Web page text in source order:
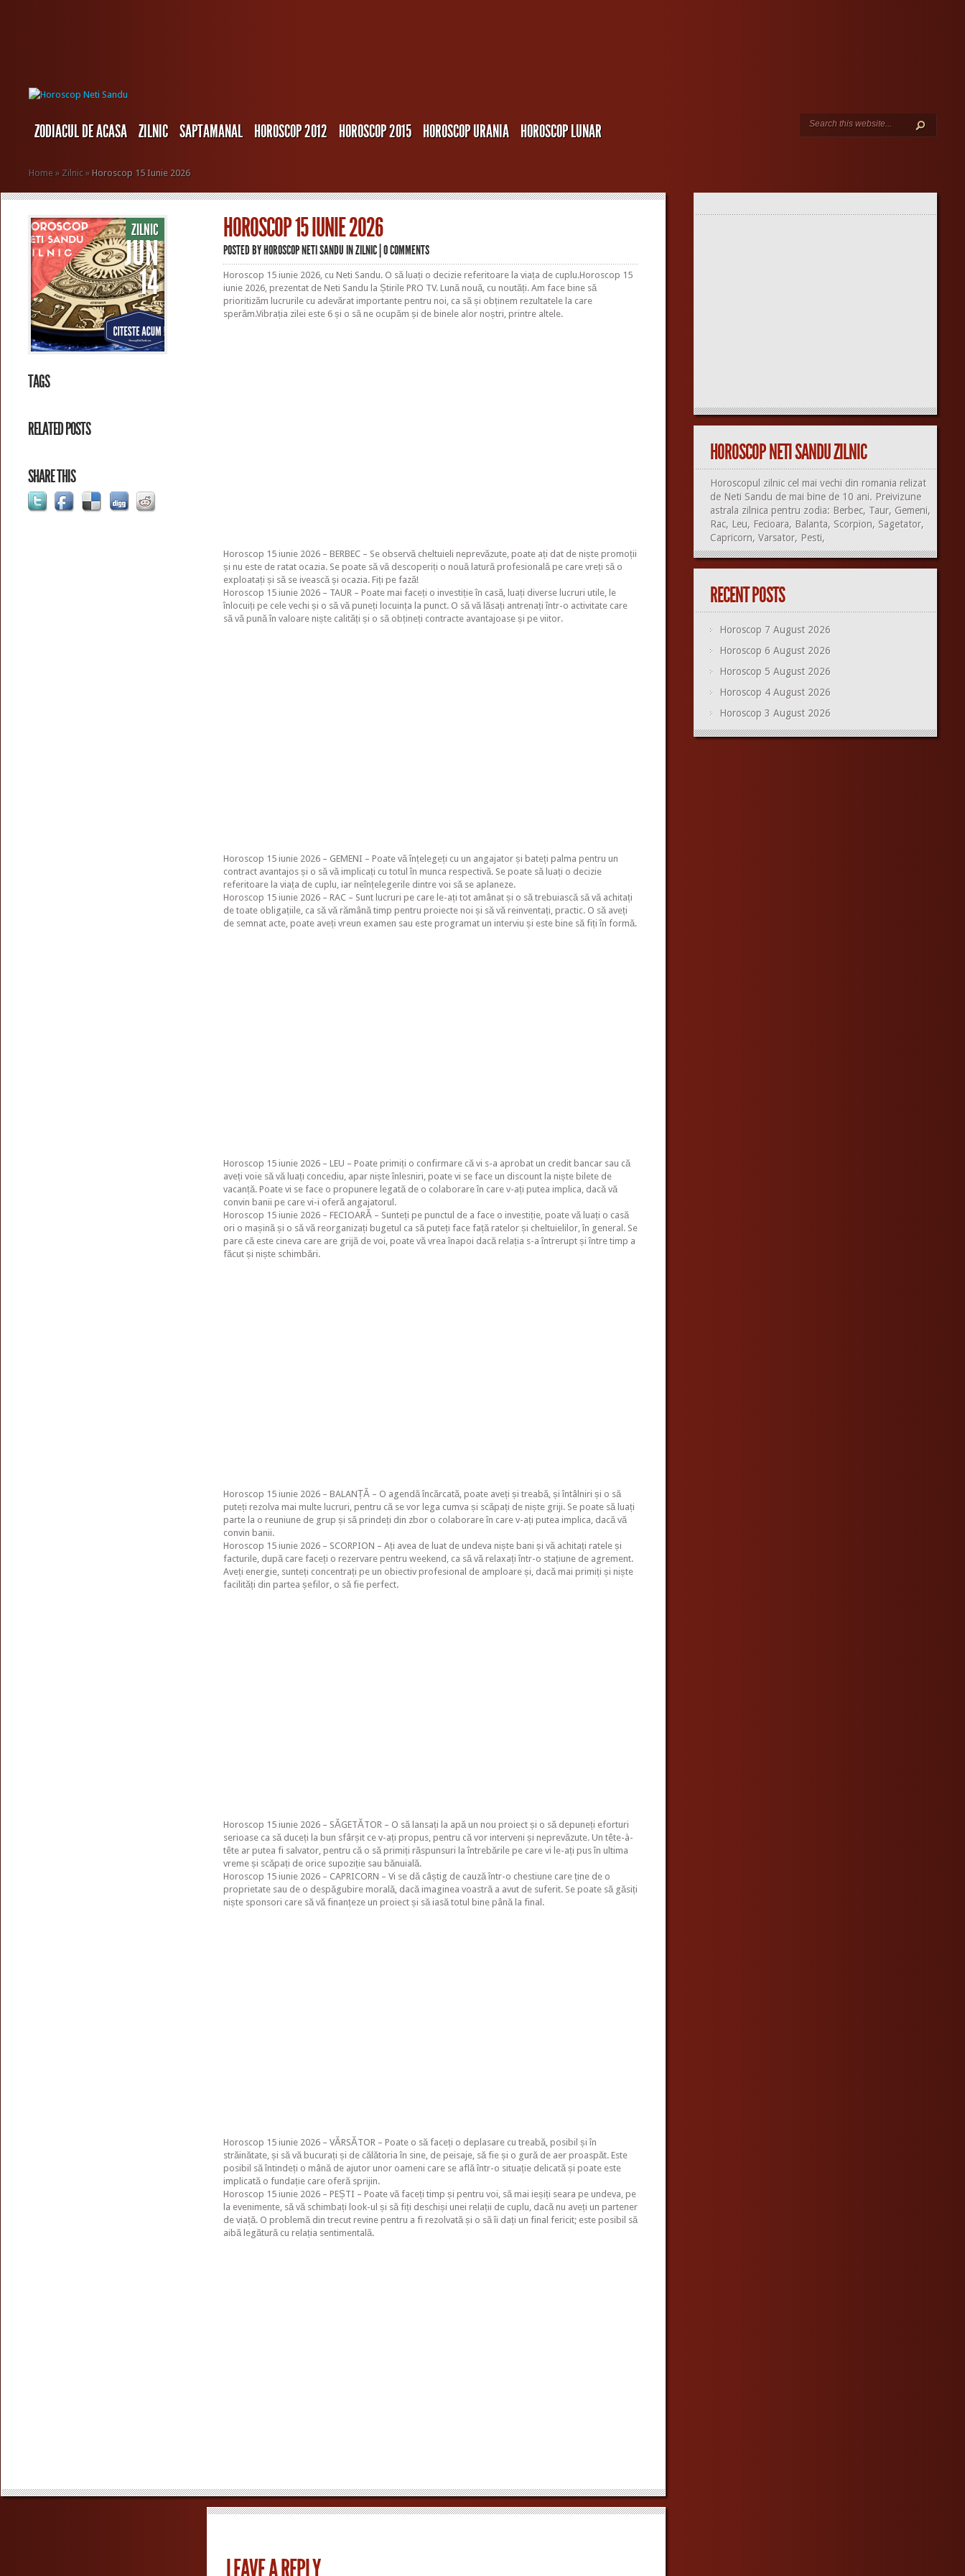
ZODIACUL DE ACASA ZILNIC SAPTAMANAL HOROSCOP 2012 HOROSCOP 2015 HOROSCOP URANIA HOROSCOP LUNAR
Home » Zilnic » Horoscop 15 Iunie 2026
ZILNIC
JUN
14
TAGS
RELATED POSTS
SHARE THIS
HOROSCOP 15 IUNIE 2026
POSTED BYHOROSCOP NETI SANDUINZILNIC |0 COMMENTS
Horoscop 15 iunie 2026, cu Neti Sandu. O să luați o decizie referitoare la viața de cuplu.Horoscop 15
iunie 2026, prezentat de Neti Sandu la Știrile PRO TV. Lună nouă, cu noutăți. Am face bine să
prioritizăm lucrurile cu adevărat importante pentru noi, ca să și obținem rezultatele la care
sperăm.Vibrația zilei este 6 și o să ne ocupăm și de binele alor noștri, printre altele.
Horoscop 15 iunie 2026 – BERBEC – Se observă cheltuieli neprevăzute, poate ați dat de niște promoții
și nu este de ratat ocazia. Se poate să vă descoperiți o nouă latură profesională pe care vreți să o
exploatați și să se ivească și ocazia. Fiți pe fază!
Horoscop 15 iunie 2026 – TAUR – Poate mai faceți o investiție în casă, luați diverse lucruri utile, le
înlocuiți pe cele vechi și o să vă puneți locuința la punct. O să vă lăsați antrenați într-o activitate care
să vă pună în valoare niște calități și o să obțineți contracte avantajoase și pe viitor.
Horoscop 15 iunie 2026 – GEMENI – Poate vă înțelegeți cu un angajator și bateți palma pentru un
contract avantajos și o să vă implicați cu totul în munca respectivă. Se poate să luați o decizie
referitoare la viața de cuplu, iar neînțelegerile dintre voi să se aplaneze.
Horoscop 15 iunie 2026 – RAC – Sunt lucruri pe care le-ați tot amânat și o să trebuiască să vă achitați
de toate obligațiile, ca să vă rămână timp pentru proiecte noi și să vă reinventați, practic. O să aveți
de semnat acte, poate aveți vreun examen sau este programat un interviu și este bine să fiți în formă.
Horoscop 15 iunie 2026 – LEU – Poate primiți o confirmare că vi s-a aprobat un credit bancar sau că
aveți voie să vă luați concediu, apar niște înlesniri, poate vi se face un discount la niște bilete de
vacanță. Poate vi se face o propunere legată de o colaborare în care v-ați putea implica, dacă vă
convin banii pe care vi-i oferă angajatorul.
Horoscop 15 iunie 2026 – FECIOARĂ – Sunteți pe punctul de a face o investiție, poate vă luați o casă
ori o mașină și o să vă reorganizați bugetul ca să puteți face față ratelor și cheltuielilor, în general. Se
pare că este cineva care are grijă de voi, poate vă vrea înapoi dacă relația s-a întrerupt și între timp a
făcut și niște schimbări.
Horoscop 15 iunie 2026 – BALANȚĂ – O agendă încărcată, poate aveți și treabă, și întâlniri și o să
puteți rezolva mai multe lucruri, pentru că se vor lega cumva și scăpați de niște griji. Se poate să luați
parte la o reuniune de grup și să prindeți din zbor o colaborare în care v-ați putea implica, dacă vă
convin banii.
Horoscop 15 iunie 2026 – SCORPION – Ați avea de luat de undeva niște bani și vă achitați ratele și
facturile, după care faceți o rezervare pentru weekend, ca să vă relaxați într-o stațiune de agrement.
Aveți energie, sunteți concentrați pe un obiectiv profesional de amploare și, dacă mai primiți și niște
facilități din partea șefilor, o să fie perfect.
Horoscop 15 iunie 2026 – SĂGETĂTOR – O să lansați la apă un nou proiect și o să depuneți eforturi
serioase ca să duceți la bun sfârșit ce v-ați propus, pentru că vor interveni și neprevăzute. Un tête-à-
tête ar putea fi salvator, pentru că o să primiți răspunsuri la întrebările pe care vi le-ați pus în ultima
vreme și scăpați de orice supoziție sau bănuială.
Horoscop 15 iunie 2026 – CAPRICORN – Vi se dă câștig de cauză într-o chestiune care ține de o
proprietate sau de o despăgubire morală, dacă imaginea voastră a avut de suferit. Se poate să găsiți
niște sponsori care să vă finanțeze un proiect și să iasă totul bine până la final.
Horoscop 15 iunie 2026 – VĂRSĂTOR – Poate o să faceți o deplasare cu treabă, posibil și în
străinătate, și să vă bucurați și de călătoria în sine, de peisaje, să fie și o gură de aer proaspăt. Este
posibil să întindeți o mână de ajutor unor oameni care se află într-o situație delicată și poate este
implicată o fundație care oferă sprijin.
Horoscop 15 iunie 2026 – PEȘTI – Poate vă faceți timp și pentru voi, să mai ieșiți seara pe undeva, pe
la evenimente, să vă schimbați look-ul și să fiți deschiși unei relații de cuplu, dacă nu aveți un partener
de viață. O problemă din trecut revine pentru a fi rezolvată și o să îi dați un final fericit; este posibil să
aibă legătură cu relația sentimentală.
LEAVE A REPLY
HOROSCOP NETI SANDU ZILNIC
Horoscopul zilnic cel mai vechi din romania relizat
de Neti Sandu de mai bine de 10 ani. Preivizune
astrala zilnica pentru zodia: Berbec, Taur, Gemeni,
Rac, Leu, Fecioara, Balanta, Scorpion, Sagetator,
Capricorn, Varsator, Pesti,
RECENT POSTS
Horoscop 7 August 2026
Horoscop 6 August 2026
Horoscop 5 August 2026
Horoscop 4 August 2026
Horoscop 3 August 2026